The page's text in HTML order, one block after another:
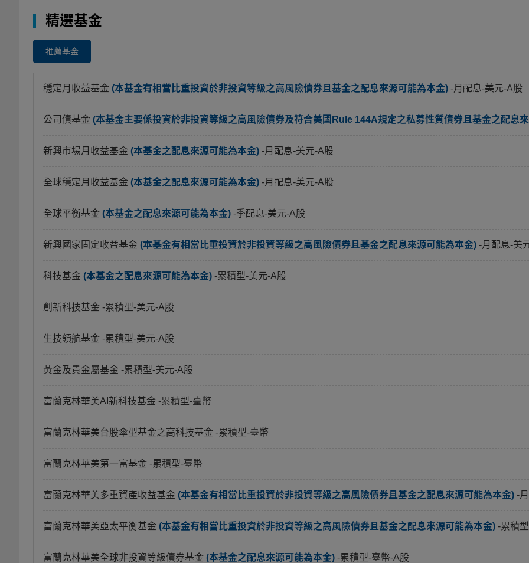
精選基金
推薦基金
穩定月收益基金 (本基金有相當比重投資於非投資等級之高風險債券且基金之配息來源可能為本金) -月配息-美元-A股
公司債基金 (本基金主要係投資於非投資等級之高風險債券及符合美國Rule 144A規定之私募性質債券且基金之配息
新興市場月收益基金 (本基金之配息來源可能為本金) -月配息-美元-A股
全球穩定月收益基金 (本基金之配息來源可能為本金) -月配息-美元-A股
全球平衡基金 (本基金之配息來源可能為本金) -季配息-美元-A股
新興國家固定收益基金 (本基金有相當比重投資於非投資等級之高風險債券且基金之配息來源可能為本金) -月配息-美
科技基金 (本基金之配息來源可能為本金) -累積型-美元-A股
創新科技基金 -累積型-美元-A股
生技領航基金 -累積型-美元-A股
黃金及貴金屬基金 -累積型-美元-A股
富蘭克林華美AI新科技基金 -累積型-臺幣
富蘭克林華美台股傘型基金之高科技基金 -累積型-臺幣
富蘭克林華美第一富基金 -累積型-臺幣
富蘭克林華美多重資產收益基金 (本基金有相當比重投資於非投資等級之高風險債券且基金之配息來源可能為本金) -
富蘭克林華美亞太平衡基金 (本基金有相當比重投資於非投資等級之高風險債券且基金之配息來源可能為本金) -累積
富蘭克林華美全球非投資等級債券基金 (本基金之配息來源可能為本金) -累積型-臺幣-A股